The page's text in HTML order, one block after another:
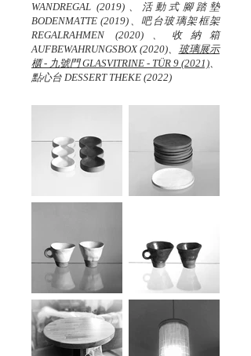
WANDREGAL (2019)、活動式腳踏墊
BODENMATTE (2019)、吧台玻璃架框架
REGALRAHMEN (2020)、收納箱
AUFBEWAHRUNGSBOX (2020)、 玻璃展示
櫃 - 九號門 GLASVITRINE - TÜR 9 (2021)、
點心台 DESSERT THEKE (2022)